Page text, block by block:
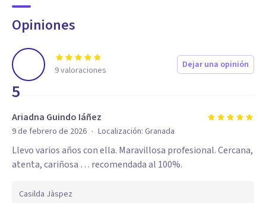
Opiniones
5
9valoraciones Dejar una opinión
Ariadna Guindo Iáñez
9 de febrero de 2026 · Localización: Granada
Llevo varios años con ella. Maravillosa profesional. Cercana,
atenta, cariñosa … recomendada al 100%.
Casilda Jàspez